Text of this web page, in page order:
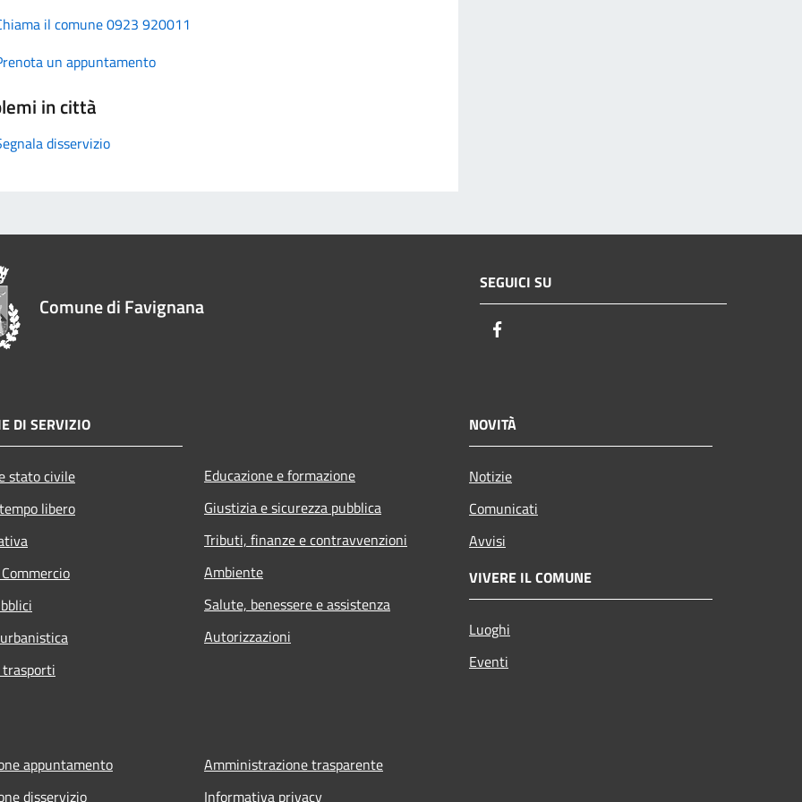
il comune 0923 920011
un appuntamento
in città
disservizio
Comune di Favignana
SEGUICI SU
DI SERVIZIO
stato civile
libero
Educazione e formazione
Giustizia e sicurezza pubblica
Tributi, finanze e contravvenzioni
Ambiente
Salute, benessere e assistenza
Autorizzazioni
NOVITÀ
Notizie
Comunicati
Avvisi
VIVERE IL COMUNE
Luoghi
Eventi
appuntamento
disservizio
Amministrazione trasparente
Informativa privacy